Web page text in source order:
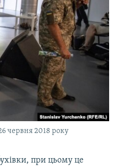
червня 2018 року
при цьому це